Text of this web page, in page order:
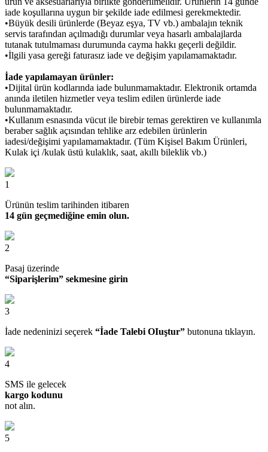
iade koşullarına uygun bir şekilde iade edilmesi gerekmektedir.
•Büyük desili ürünlerde (Beyaz eşya, TV vb.) ambalajın teknik
servis tarafından açılmadığı durumlar veya hasarlı ambalajlarda
tutanak tutulmaması durumunda cayma hakkı geçerli değildir.
•İlgili yasa gereği faturasız iade ve değişim yapılamamaktadır.
İade yapılamayan ürünler:
•Dijital ürün kodlarında iade bulunmamaktadır. Elektronik ortamda
anında iletilen hizmetler veya teslim edilen ürünlerde iade
bulunmamaktadır.
•Kullanım esnasında vücut ile birebir temas gerektiren ve kullanımla
beraber sağlık açısından tehlike arz edebilen ürünlerin
iadesi/değişimi yapılamamaktadır. (Tüm Kişisel Bakım Ürünleri,
Kulak içi /kulak üstü kulaklık, saat, akıllı bileklik vb.)
1
Ürünün teslim tarihinden itibaren
14 gün geçmediğine emin olun.
2
Pasaj üzerinde
“Siparişlerim” sekmesine girin
3
İade nedeninizi seçerek “İade Talebi OIuştur” butonuna tıklayın.
4
SMS ile gelecek
kargo kodunu
not alın.
5